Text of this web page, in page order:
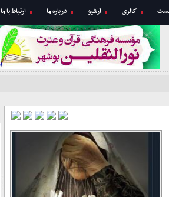
گالری آرشیو درباره ما ارتباط با ما